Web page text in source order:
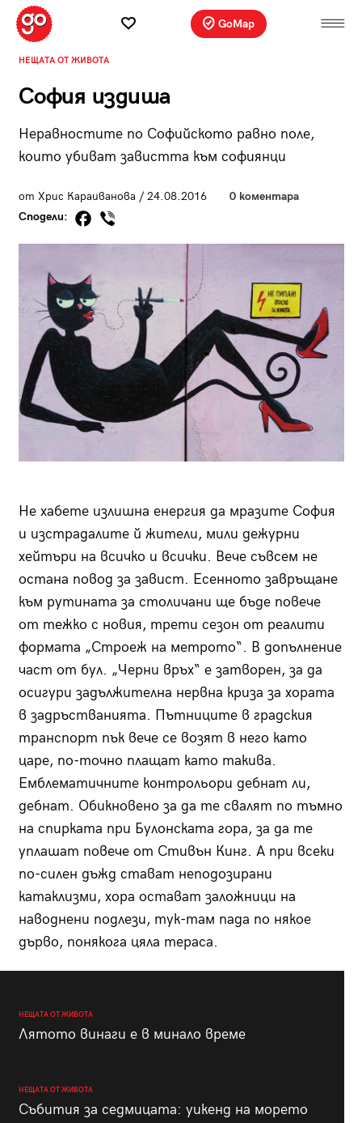
GoMap
НЕЩАТА ОТ ЖИВОТА
София издиша
Неравностите по Софийското равно поле,
които убиват завистта към софиянци
от Хрис Караиванова / 24.08.2016
0 коментара
Сподели:
Не хабете излишна енергия да мразите София
и изстрадалите й жители, мили дежурни
хейтъри на всичко и всички. Вече съвсем не
остана повод за завист. Есенното завръщане
към рутината за столичани ще бъде повече
от тежко с новия, трети сезон от реалити
формата „Строеж на метрото“. В допълнение
част от бул. „Черни връх“ е затворен, за да
осигури задължителна нервна криза за хората
в задръстванията. Пътниците в градския
транспорт пък вече се возят в него като
царе, по-точно плащат като такива.
Емблематичните контрольори дебнат ли,
дебнат. Обикновено за да те свалят по тъмно
на спирката при Булонската гора, за да те
уплашат повече от Стивън Кинг. А при всеки
по-силен дъжд стават неподозирани
катаклизми, хора остават заложници на
наводнени подлези, тук-там пада по някое
дърво, понякога цяла тераса.
НЕЩАТА ОТ ЖИВОТА
Лятото винаги е в минало време
НЕЩАТА ОТ ЖИВОТА
Събития за седмицата: уикенд на морето